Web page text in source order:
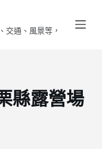
交通、風景等，
縣露營場